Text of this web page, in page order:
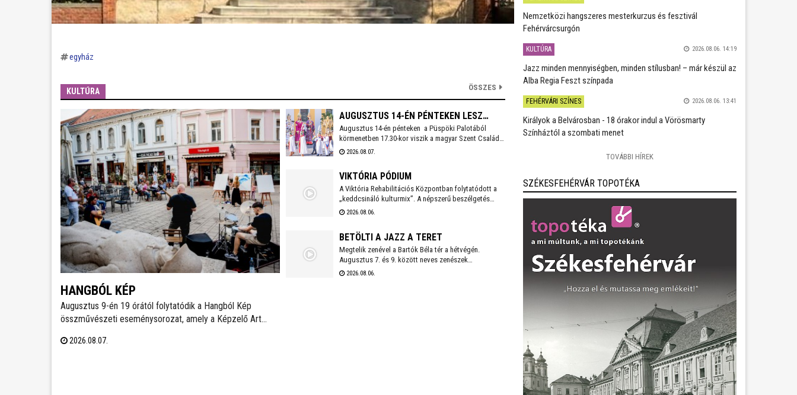
egyház
KULTÚRA ÖSSZES
HANGBÓL KÉP
Augusztus 9-én 19 órától folytatódik a Hangból Kép
összművészeti eseménysorozat, amely a Képzelő Art
kezdeményezésként, Székesfehérvár Önkormányzata
2026.08.07.
AUGUSZTUS 14-ÉN PÉNTEKEN LESZ
SZÉKESFEHÉRVÁR FOGADALMI
SZENTMISÉJE
Augusztus 14-én pénteken a Püspöki Palotából
körmenetben 17.30-kor viszik a magyar Szent Család
(Szent István, Boldog Gizella, Szent Imre) ereklyéit a
Spányi Antal vezetésével.
2026.08.07.
VIKTÓRIA PÓDIUM
A Viktória Rehabilitációs Központban folytatódott a
„keddcsináló kulturmix”. A népszerű beszélgetés
sorozaton ezúttal is kivételes vendégek tisztelték
2026.08.06.
BETÖLTI A JAZZ A TERET
Megtelik zenével a Bartók Béla tér a hétvégén.
Augusztus 7. és 9. között neves zenészek
szórakoztatják a közönséget az Alba Regia Feszten.
2026.08.06.
Nemzetközi hangszeres mesterkurzus és fesztivál
Fehérvárcsurgón
KULTÚRA 2026.08.06. 14:19
Jazz minden mennyiségben, minden stílusban! – már készül az
Alba Regia Feszt színpada
FEHÉRVÁRI SZÍNES 2026.08.06. 13:41
Királyok a Belvárosban - 18 órakor indul a Vörösmarty
Színháztól a szombati menet
TOVÁBBI HÍREK
SZÉKESFEHÉRVÁR TOPOTÉKA